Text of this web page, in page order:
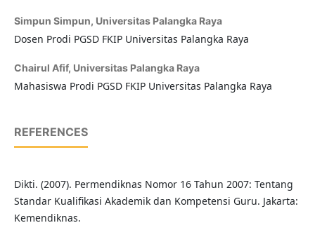
Simpun Simpun, Universitas Palangka Raya
Dosen Prodi PGSD FKIP Universitas Palangka Raya
Chairul Afif, Universitas Palangka Raya
Mahasiswa Prodi PGSD FKIP Universitas Palangka Raya
REFERENCES
Dikti. (2007). Permendiknas Nomor 16 Tahun 2007: Tentang
Standar Kualifikasi Akademik dan Kompetensi Guru. Jakarta:
Kemendiknas.